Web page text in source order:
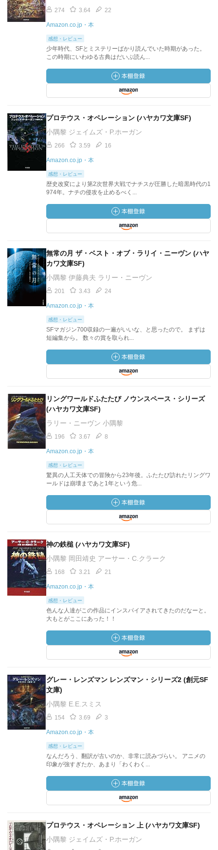
274 3.64 22
Amazon.co.jp・本
感想・レビュー
少年時代、SFとミステリーばかり読んでいた時期があった。
この時期にいわゆる古典はだいぶ読ん...
プロテウス・オペレーション (ハヤカワ文庫SF)
小隅黎 ジェイムズ・P.ホーガン
266 3.59 16
Amazon.co.jp・本
感想・レビュー
歴史改変により第2次世界大戦でナチスが圧勝した暗黒時代の1
974年。ナチの侵攻を止めるべく...
無常の月 ザ・ベスト・オブ・ラリイ・ニーヴン (ハヤ
カワ文庫SF)
小隅黎 伊藤典夫 ラリー・ニーヴン
201 3.43 24
Amazon.co.jp・本
感想・レビュー
SFマガジン700収録の一遍がいいな、と思ったので。 まずは
短編集から。 数々の賞を取られ...
リングワールドふたたび ノウンスペース・シリーズ
(ハヤカワ文庫SF)
ラリー・ニーヴン 小隅黎
196 3.67 8
Amazon.co.jp・本
感想・レビュー
驚異の人工天体での冒険から23年後。ふたたび訪れたリングワ
ールドは崩壊まであと1年という危...
神の鉄槌 (ハヤカワ文庫SF)
小隅黎 岡田靖史 アーサー・C.クラーク
168 3.21 21
Amazon.co.jp・本
感想・レビュー
色んな人達がこの作品にインスパイアされてきたのだなーと。
大もとがここにあった！！
グレー・レンズマン レンズマン・シリーズ2 (創元SF
文庫)
小隅黎 E.E.スミス
154 3.69 3
Amazon.co.jp・本
感想・レビュー
なんだろう、翻訳が古いのか、非常に読みづらい。 アニメの
印象が強すぎたか、あまり「わくわく...
プロテウス・オペレーション 上 (ハヤカワ文庫SF)
小隅黎 ジェイムズ・P.ホーガン